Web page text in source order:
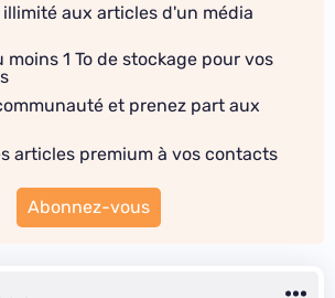
aux articles d'un média
moins 1 To de stockage pour vos
et prenez part aux
articles premium à vos contacts
Abonnez-vous